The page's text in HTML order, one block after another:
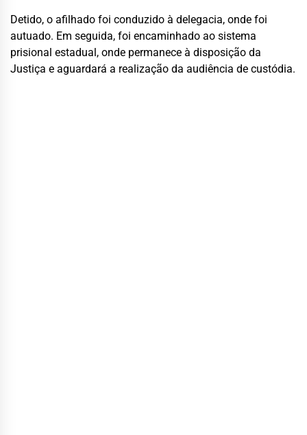
Detido, o afilhado foi conduzido à delegacia, onde foi
autuado. Em seguida, foi encaminhado ao sistema
prisional estadual, onde permanece à disposição da
Justiça e aguardará a realização da audiência de custódia.